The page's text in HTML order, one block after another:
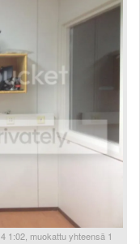
1:02, muokattu yhteensä 1